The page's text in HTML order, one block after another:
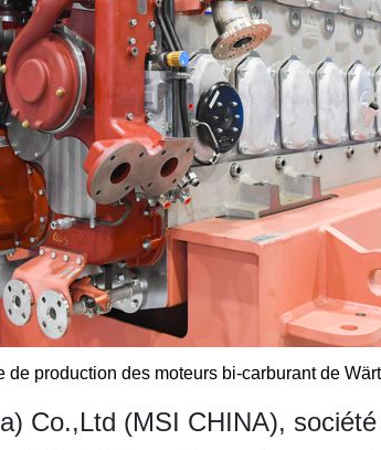
production des moteurs bi-carburant de
Co.,Ltd (MSI CHINA),